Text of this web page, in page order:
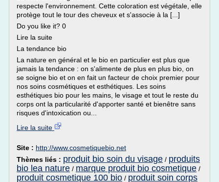
respecte l'environnement. Cette coloration est végétale, elle
protège tout le tour des cheveux et s'associe à la [...]
Do you like it? 0
Lire la suite
La tendance bio
La nature en général et le bio en particulier est plus que
jamais la tendance : on s'alimente de plus en plus bio, on
se soigne bio et on en fait un facteur de choix premier pour
nos soins cosmétiques et esthétiques. Les soins
esthétiques bio pour les mains, le visage et tout le reste du
corps ont la particularité d'apporter santé et bienêtre sans
risques d'intoxication ou...
Lire la suite
Site : http://www.cosmetiquebio.net
Thèmes liés : produit bio soin du visage / produits
bio lea nature / marque produit bio cosmetique /
produit cosmetique 100 bio / produit soin corps